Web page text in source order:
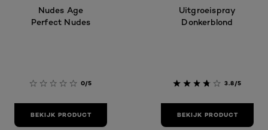
Nudes Age
Perfect Nudes
0/5
BEKIJK PRODUCT
Uitgroeispray
Donkerblond
3.8/5
BEKIJK PRODUCT